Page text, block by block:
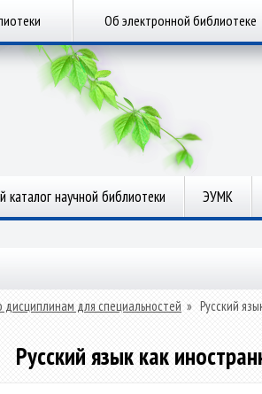
Об электронной библиотеке
каталог научной библиотеки ЭУМК
для специальностей » Русский
Русский язык как